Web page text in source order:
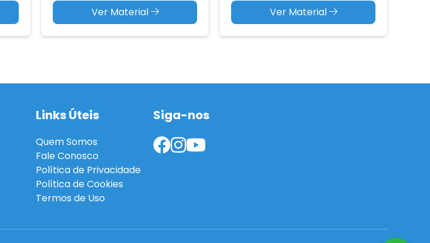
Ver Material Ver Material
Links Úteis
Quem Somos
Fale Conosco
Política de Privacidade
Política de Cookies
Termos de Uso
Siga-nos